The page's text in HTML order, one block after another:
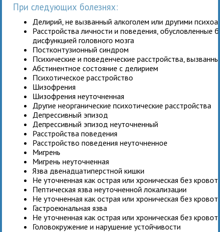
При следующих болезнях:
Делирий, не вызванный алкоголем или другими
Расстройства личности и поведения, обусловленные
дисфункцией головного мозга
Постконтузионный синдром
Психические и поведенческие расстройства,
Абстинентное состояние с делирием
Психотическое расстройство
Шизофрения
Шизофрения неуточненная
Другие неорганические психотические расстройства
Депрессивный эпизод
Депрессивный эпизод неуточненный
Расстройства поведения
Расстройство поведения неуточненное
Мигрень
Мигрень неуточненная
Язва двенадцатиперстной кишки
Не уточненная как острая или хроническая без
Пептическая язва неуточненной локализации
Не уточненная как острая или хроническая без
Гастроеюнальная язва
Не уточненная как острая или хроническая без
Головокружение и нарушение устойчивости